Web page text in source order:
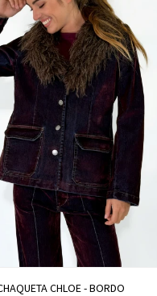
CHLOE - BORDO